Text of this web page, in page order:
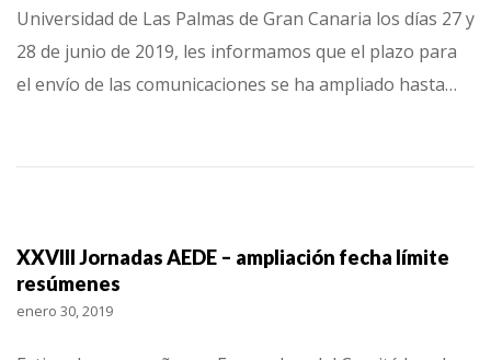
Universidad de Las Palmas de Gran Canaria los días 27 y
28 de junio de 2019, les informamos que el plazo para
el envío de las comunicaciones se ha ampliado hasta…
XXVIII Jornadas AEDE – ampliación fecha límite
resúmenes
enero 30, 2019